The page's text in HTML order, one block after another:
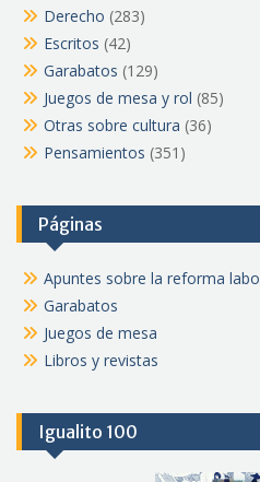
Derecho (283)
Escritos (42)
Garabatos (129)
Juegos de mesa y rol (85)
Otras sobre cultura (36)
Pensamientos (351)
Páginas
Apuntes sobre la reforma
Garabatos
Juegos de mesa
Libros y revistas
Igualito 100